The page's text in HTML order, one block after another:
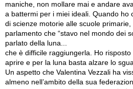
maniche, non mollare mai e andare
a battermi per i miei ideali. Quando ho
di scienze motorie alle scuole
parlamento che “stavo nel mondo dei
parlato della luna...
che è difficile raggiungerla. Ho
aprire e per la luna basta alzare lo
Un aspetto che Valentina Vezzali ha
almeno nell’ambito della sua